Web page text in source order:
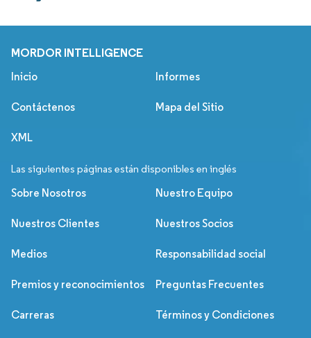
MORDOR INTELLIGENCE
Inicio Informes
Contáctenos Mapa del Sitio
XML
Las siguientes páginas están disponibles en inglés
Sobre Nosotros Nuestro Equipo
Nuestros Clientes Nuestros Socios
Medios Responsabilidad social
Premios y reconocimientos Preguntas Frecuentes
Carreras Términos y Condiciones